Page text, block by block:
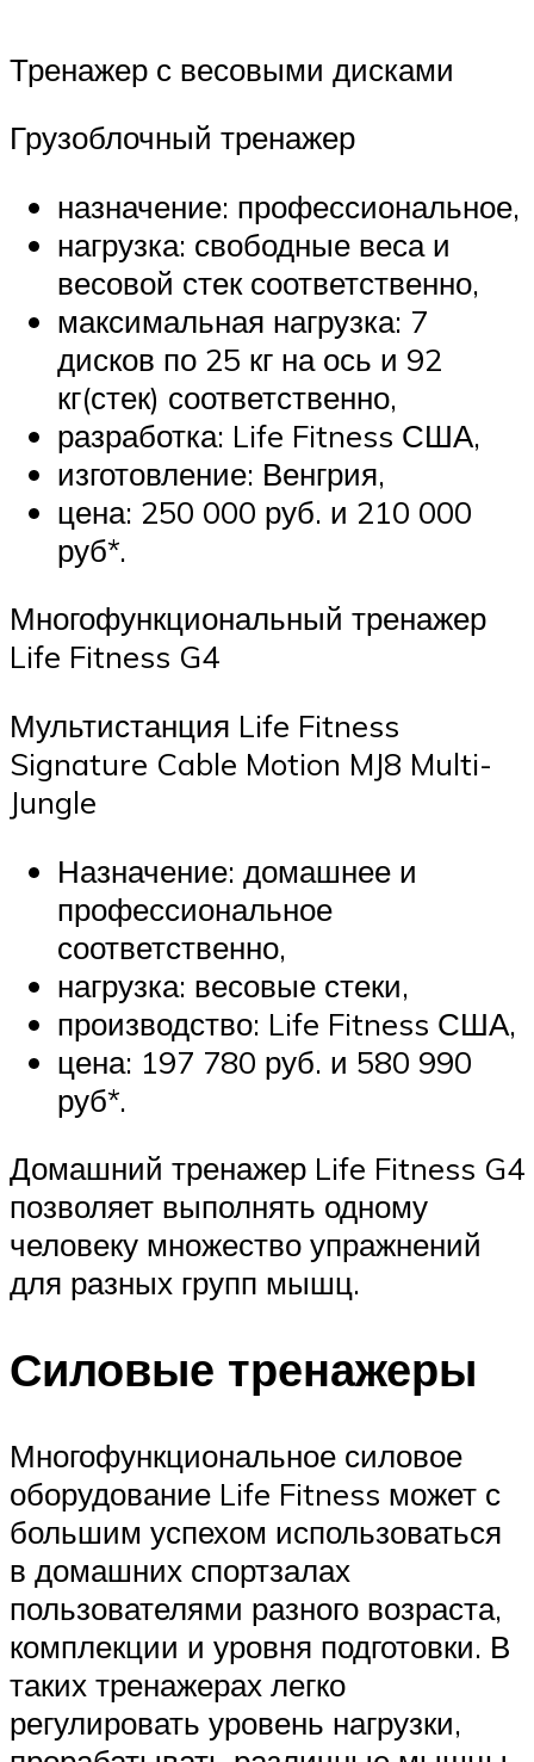
Тренажер с весовыми дисками
Грузоблочный тренажер
назначение: профессиональное,
нагрузка: свободные веса и
весовой стек соответственно,
максимальная нагрузка: 7
дисков по 25 кг на ось и 92
кг(стек) соответственно,
разработка: Life Fitness США,
изготовление: Венгрия,
цена: 250 000 руб. и 210 000
руб*.
Многофункциональный тренажер
Life Fitness G4
Мультистанция Life Fitness
Signature Cable Motion MJ8 Multi-
Jungle
Назначение: домашнее и
профессиональное
соответственно,
нагрузка: весовые стеки,
производство: Life Fitness США,
цена: 197 780 руб. и 580 990
руб*.
Домашний тренажер Life Fitness G4
позволяет выполнять одному
человеку множество упражнений
для разных групп мышц.
Силовые тренажеры
Многофункциональное силовое
оборудование Life Fitness может с
большим успехом использоваться
в домашних спортзалах
пользователями разного возраста,
комплекции и уровня подготовки. В
таких тренажерах легко
регулировать уровень нагрузки,